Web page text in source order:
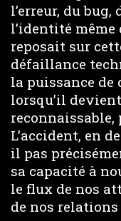
l’erreur, du
l’identité
reposait sur
défaillance
la puissance
lorsqu’il
reconnaissable,
L’accident, en
il pas
sa capacité à
le flux de nos
de nos